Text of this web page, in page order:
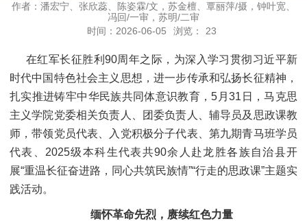
作者：潘宏宁、张欣蕊、陈姿霖/文，苏金檀、覃丽萍/摄，钟叶宽、
冯回/一审，苏明/二审
时间：2026-06-05
浏览： 23
在红军长征胜利90周年之际，为深入学习贯彻习近平新
时代中国特色社会主义思想，进一步传承和弘扬长征精神，
扎实推进铸牢中华民族共同体意识教育，5月31日，马克思
主义学院党委相关负责人、团委负责人、辅导员及思政课教
师，带领党员代表、入党积极分子代表、第九期青马班学员
代表、2025级本科生代表共90余人赴龙胜各族自治县开
展“重温长征奋进路，同心共筑民族情”“行走的思政课”主题实
践活动。
缅怀革命先烈，赓续红色力量